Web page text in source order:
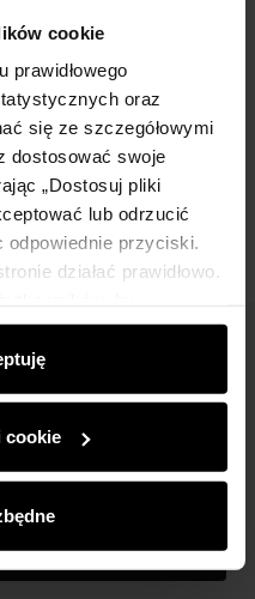
cookie
prawidłowego
oraz
się ze szczegółowymi
dostosować swoje
„Dostosuj pliki
lub odrzucić
przyciski.
działać prawidłowo.
preferencji treści,
reklamowe informujące o
Informacje o tym,
reklamowym i
te informacje z
cookie
się